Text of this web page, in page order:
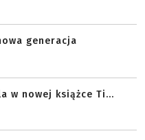
generacja
w nowej książce Ti...